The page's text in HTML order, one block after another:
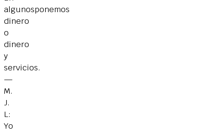
algunosponemos
dinero
o
dinero
y
servicios.
—
M.
J.
L:
Yo